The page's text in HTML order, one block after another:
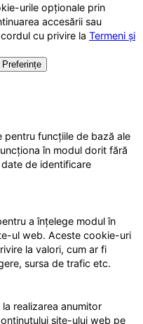
urile opționale prin
accesării sau
cu privire la Termeni și
Preferințe
pentru funcțiile de bază ale
în modul dorit fără
de identificare
a înțelege modul în
ul web. Aceste cookie-uri
la valori, cum ar fi
sursa de trafic etc.
realizarea anumitor
site-ului web pe